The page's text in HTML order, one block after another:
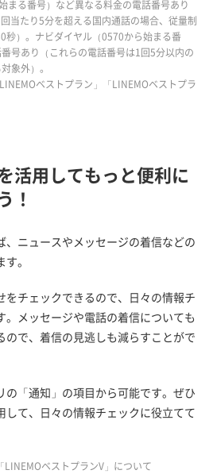
る番号）など異なる料金の電話番号あり
当たり5分を超える国内通話の場合、従量制
秒）。ナビダイヤル（0570から始まる番
号あり（これらの電話番号は1回5分以内の
象外）。
ベストプラン」「LINEMOベストプラ
活用してもっと便利に
！
、ニュースやメッセージの着信などの
。
をチェックできるので、日々の情報チ
。メッセージや電話の着信についても
ので、着信の見逃しも減らすことがで
の「通知」の項目から可能です。ぜひ
して、日々の情報チェックに役立てて
ベストプランV」について